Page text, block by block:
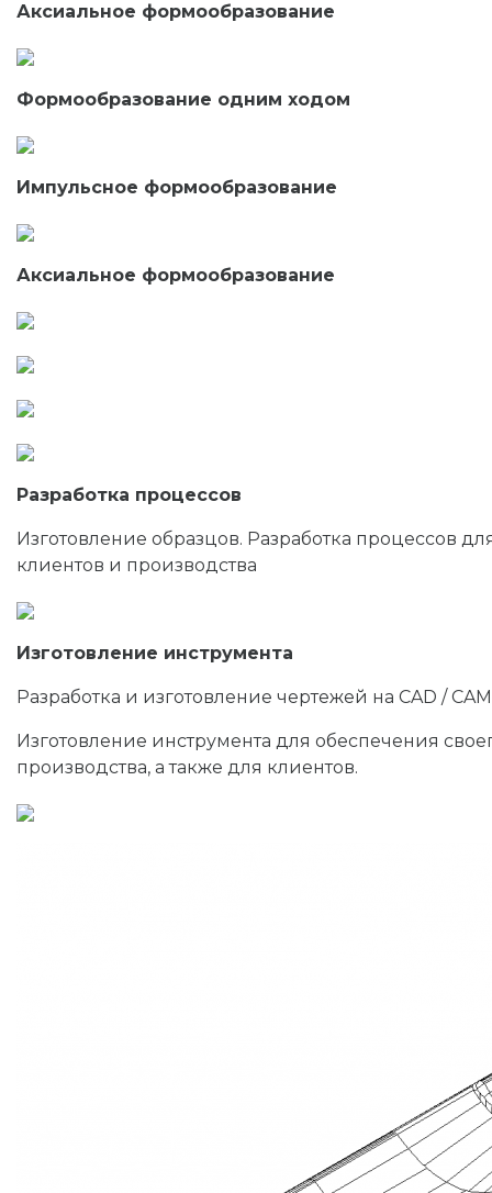
Аксиальное формообразование
Формообразование одним ходом
Импульсное формообразование
Аксиальное формообразование
Разработка процессов
Изготовление образцов. Разработка процессов
клиентов и производства
Изготовление инструмента
Разработка и изготовление чертежей на CAD / CAM
Изготовление инструмента для обеспечения
производства, а также для клиентов.